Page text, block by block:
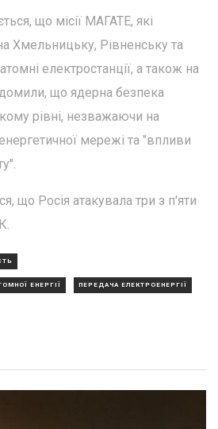
що місії МАГАТЕ, які
Хмельницьку, Рівненську та
електростанції, а також на
що ядерна безпека
рівні, незважаючи на
мережі та "впливи
що Росія атакувала три з п'яти
ЕНЕРГІЇ ПЕРЕДАЧА ЕЛЕКТРОЕНЕРГІЇ